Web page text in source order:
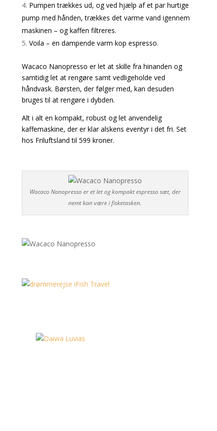
Pumpen trækkes ud, og ved hjælp af et par hurtige
pump med hånden, trækkes det varme vand igennem
maskinen – og kaffen filtreres.
Voila – en dampende varm kop espresso.
Wacaco Nanopresso er let at skille fra hinanden og
samtidig let at rengøre samt vedligeholde ved
håndvask. Børsten, der følger med, kan desuden
bruges til at rengøre i dybden.
Alt i alt en kompakt, robust og let anvendelig
kaffemaskine, der er klar alskens eventyr i det fri. Set
hos Friluftsland til 599 kroner.
Wacaco Nanopresso er et let og kompakt espresso sæt, der
nemt kan være i fisketasken.